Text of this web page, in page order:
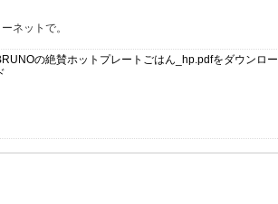
ネットで。
の絶賛ホットプレートごはん_hp.pdfをダウンロー